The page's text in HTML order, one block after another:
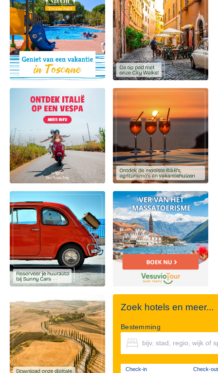
Zoek hotels en meer...
Bestemming
Check-in Check-out